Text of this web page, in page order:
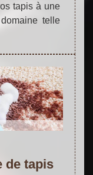
tapis à une
telle
de tapis